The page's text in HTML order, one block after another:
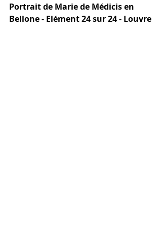
Portrait de Marie de Médicis en
Bellone - Elément 24 sur 24 - Louvre